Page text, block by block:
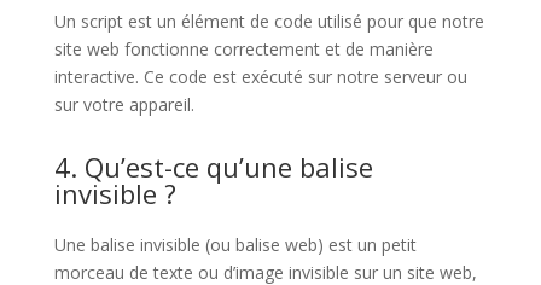
Un script est un élément de code utilisé pour que notre
site web fonctionne correctement et de manière
interactive. Ce code est exécuté sur notre serveur ou
sur votre appareil.
4. Qu’est-ce qu’une balise
invisible ?
Une balise invisible (ou balise web) est un petit
morceau de texte ou d’image invisible sur un site web,